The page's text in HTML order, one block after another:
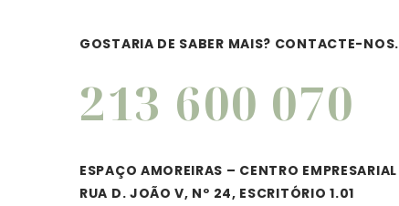
GOSTARIA DE SABER MAIS? CONTACTE-NOS.
213 600 070
ESPAÇO AMOREIRAS – CENTRO EMPRESARIAL
RUA D. JOÃO V, Nº 24, ESCRITÓRIO 1.01